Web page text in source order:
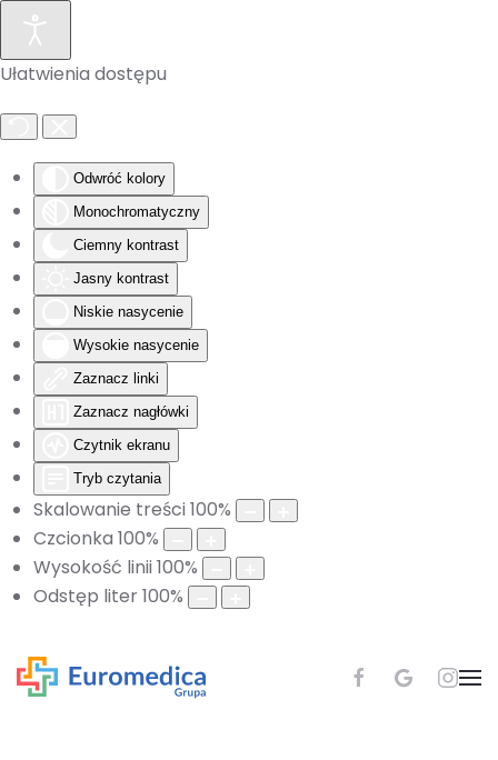
Ułatwienia dostępu
Odwróć kolory
Monochromatyczny
Ciemny kontrast
Jasny kontrast
Niskie nasycenie
Wysokie nasycenie
Zaznacz linki
Zaznacz nagłówki
Czytnik ekranu
Tryb czytania
Skalowanie treści 100%
Czcionka 100%
Wysokość linii 100%
Odstęp liter100%
Skip to main content